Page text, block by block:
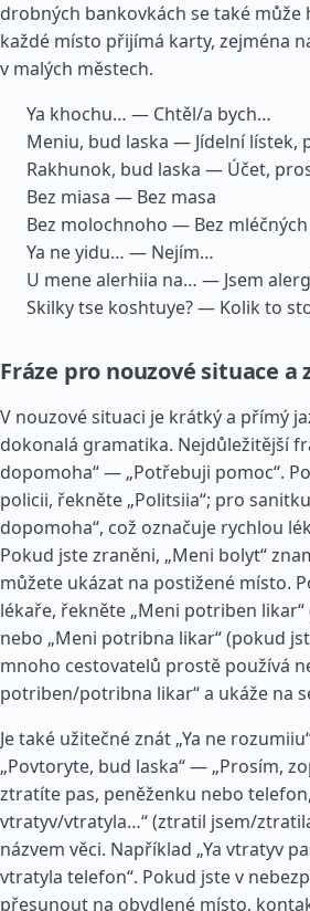
drobných bankovkách se také
každé místo přijímá karty, zejména
v malých městech.
Ya khochu… — Chtěl/a bych…
Meniu, bud laska — Jídelní lístek,
Rakhunok, bud laska — Účet,
Bez miasa — Bez masa
Bez molochnoho — Bez
Ya ne yidu… — Nejím…
U mene alerhiia na… — Jsem
Skilky tse koshtuye? — Kolik to
Fráze pro nouzové situace a
V nouzové situaci je krátký a přímý
dokonalá gramatika. Nejdůležitější
dopomoha“ — „Potřebuji pomoc“.
policii, řekněte „Politsiia“; pro
dopomoha“, což označuje rychlou
Pokud jste zraněni, „Meni bolyt“
můžete ukázat na postižené místo.
lékaře, řekněte „Meni potriben
nebo „Meni potribna likar“ (pokud
mnoho cestovatelů prostě používá
potriben/potribna likar“ a ukáže na
Je také užitečné znát „Ya ne
„Povtoryte, bud laska“ — „Prosím,
ztratíte pas, peněženku nebo
vtratyv/vtratyla…“ (ztratil jsem/
názvem věci. Například „Ya vtratyv
vtratyla telefon“. Pokud jste v
přesunout na obydlené místo,